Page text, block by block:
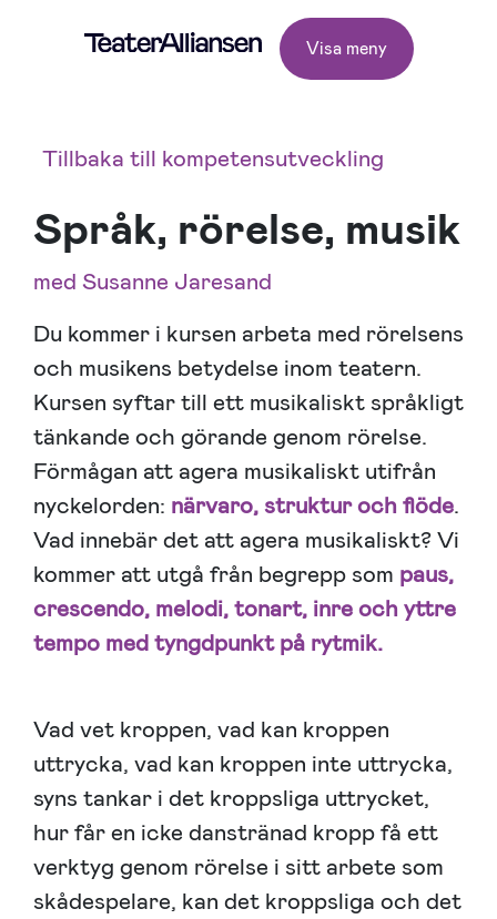
Visa meny
Tillbaka till kompetensutveckling
Språk, rörelse, musik
med Susanne Jaresand
Du kommer i kursen arbeta med rörelsens
och musikens betydelse inom teatern.
Kursen syftar till ett musikaliskt språkligt
tänkande och görande genom rörelse.
Förmågan att agera musikaliskt utifrån
nyckelorden: närvaro, struktur och flöde.
Vad innebär det att agera musikaliskt? Vi
kommer att utgå från begrepp som paus,
crescendo, melodi, tonart, inre och yttre
tempo med tyngdpunkt på rytmik.
Vad vet kroppen, vad kan kroppen
uttrycka, vad kan kroppen inte uttrycka,
syns tankar i det kroppsliga uttrycket,
hur får en icke danstränad kropp få ett
verktyg genom rörelse i sitt arbete som
skådespelare, kan det kroppsliga och det